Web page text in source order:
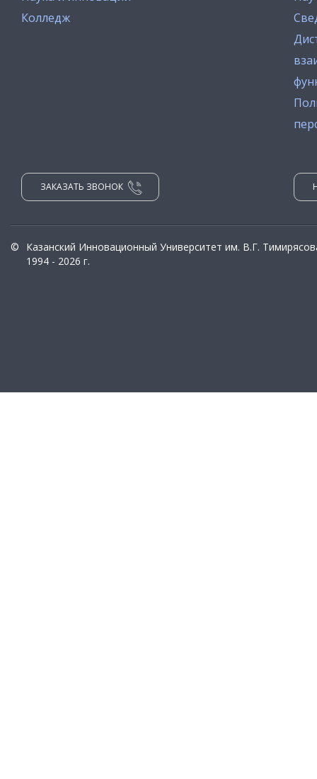
Колледж
ЗАКАЗАТЬ ЗВОНОК
©
Казанский Инновационный Университет им. В.Г.
1994 - 2026 г.